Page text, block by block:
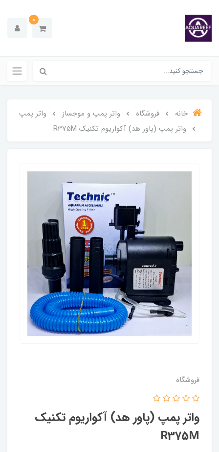
0
خانه فروشگاه واتر پمپ و موجساز
واتر پمپ
واتر پمپ (پاور هد) آکواریوم تکنیک R375M
فروشگاه
واتر پمپ (پاور هد) آکواریوم تکنیک
R375M